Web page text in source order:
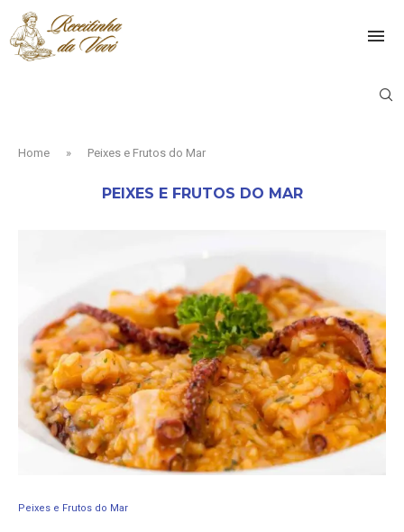
Home » Peixes e Frutos do Mar
PEIXES E FRUTOS DO MAR
Peixes e Frutos do Mar